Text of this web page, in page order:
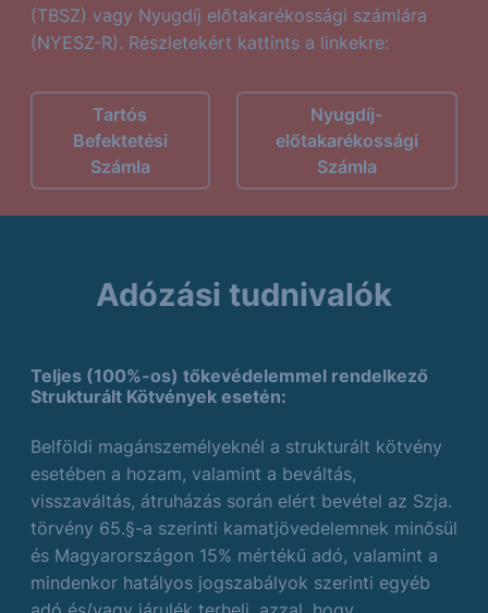
(TBSZ) vagy Nyugdíj előtakarékossági számlára
(NYESZ-R). Részletekért kattints a linkekre:
Tartós
Befektetési
Számla
Nyugdíj-
előtakarékossági
Számla
Adózási tudnivalók
Teljes (100%-os) tőkevédelemmel rendelkező
Strukturált Kötvények esetén:
Belföldi magánszemélyeknél a strukturált kötvény
esetében a hozam, valamint a beváltás,
visszaváltás, átruházás során elért bevétel az Szja.
törvény 65.§-a szerinti kamatjövedelemnek minősül
és Magyarországon 15% mértékű adó, valamint a
mindenkor hatályos jogszabályok szerinti egyéb